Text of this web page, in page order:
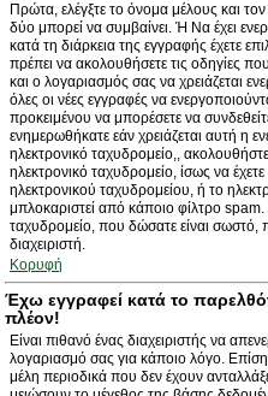
Πρώτα, ελέγξτε το όνομα μέλους και
δύο μπορεί να συμβαίνει. Ή Να έχει
κατά τη διάρκεια της εγγραφής έχετε
πρέπει να ακολουθήσετε τις οδηγίες
και ο λογαριασμός σας να χρειάζεται
όλες οι νέες εγγραφές να
προκειμένου να μπορέσετε να
ενημερωθήκατε εάν χρειάζεται αυτή η
ηλεκτρονικό ταχυδρομείο,, ακολουθήστε
ηλεκτρονικό ταχυδρομείο, ίσως να
ηλεκτρονικού ταχυδρομείου, ή το
μπλοκαριστεί από κάποιο φίλτρο spam.
ταχυδρομείο, που δώσατε είναι σωστό,
διαχειριστή.
Κορυφή
Έχω εγγραφεί κατά το
πλέον!
Είναι πιθανό ένας διαχειριστής να
λογαριασμό σας για κάποιο λόγο.
μέλη περιοδικά που δεν έχουν